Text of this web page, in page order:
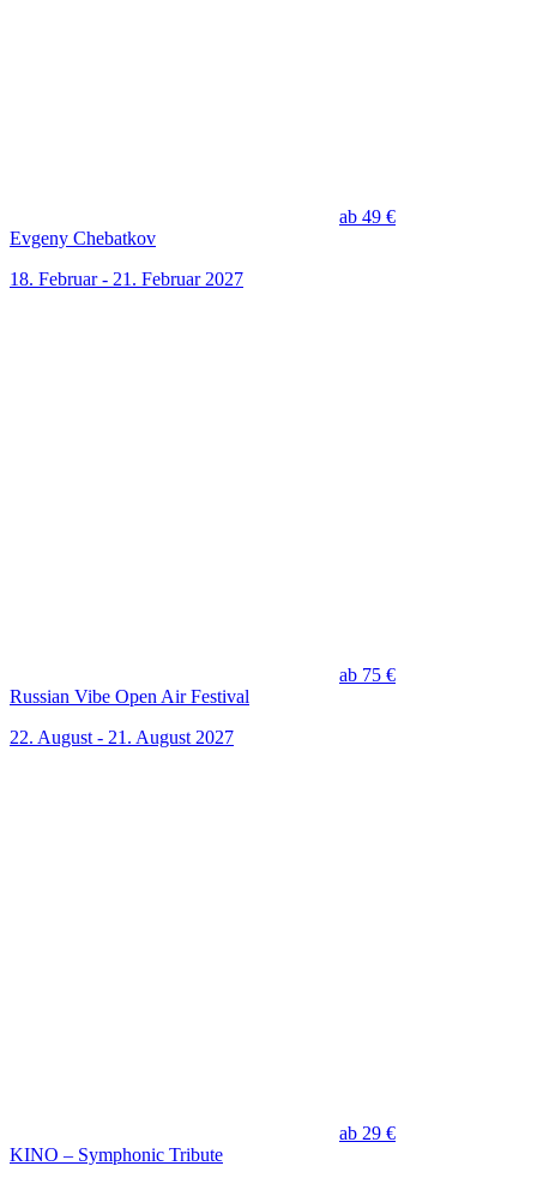
ab 49 €
Evgeny Chebatkov
18. Februar - 21. Februar 2027
ab 75 €
Russian Vibe Open Air Festival
22. August - 21. August 2027
ab 29 €
KINO – Symphonic Tribute